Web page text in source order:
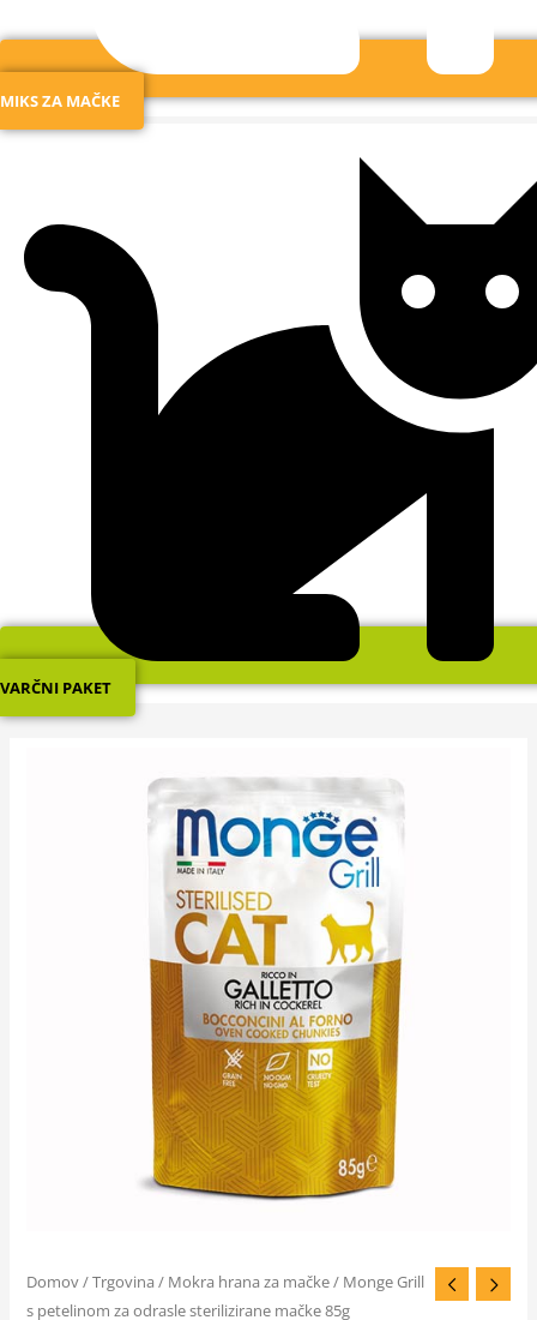
MIKS ZA MAČKE
VARČNI PAKET
Domov/Trgovina / Mokra hrana za mačke/ Monge Grill
s petelinom za odrasle sterilizirane mačke 85g